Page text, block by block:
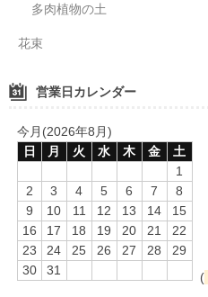
多肉植物の土
花束
営業日カレンダー
今月(2026年8月)
日
月 火 水 木 金
土
1
2
3 4 5 6 7
8
9
10 11 12 13 14
15
16
17 18 19 20 21
22
23
24 25 26 27 28
29
30
31
(